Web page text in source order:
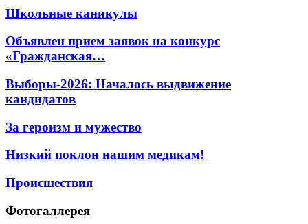
Школьные каникулы
Объявлен прием заявок на конкурс
«Гражданская…
Выборы-2026: Началось выдвижение
кандидатов
За героизм и мужество
Низкий поклон нашим медикам!
Происшествия
Фотогаллерея